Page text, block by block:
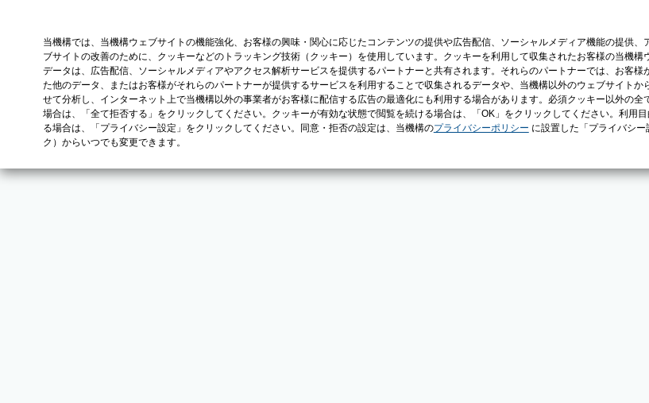
当機構では、当機構ウェブサイトの機能強化、お客様の興味・関心に応じたコンテンツの提供や広告配信、ソーシャルメディア機能の提供、
ブサイトの改善のために、クッキーなどのトラッキング技術（クッキー）を使用しています。クッキーを利用して収集されたお客様の当機構
データは、広告配信、ソーシャルメディアやアクセス解析サービスを提供するパートナーと共有されます。それらのパートナーでは、お客様
た他のデータ、またはお客様がそれらのパートナーが提供するサービスを利用することで収集されるデータや、当機構以外のウェブサイトか
せて分析し、インターネット上で当機構以外の事業者がお客様に配信する広告の最適化にも利用する場合があります。必須クッキー以外の全
場合は、「全て拒否する」をクリックしてください。クッキーが有効な状態で閲覧を続ける場合は、「OK」をクリックしてください。利用
る場合は、「プライバシー設定」をクリックしてください。同意・拒否の設定は、当機構のプライバシーポリシー に設置した「プライバシ
ク）からいつでも変更できます。